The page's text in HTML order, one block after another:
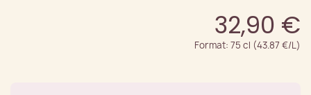
32,90 €
Format: 75 cl (43.87 €/L)